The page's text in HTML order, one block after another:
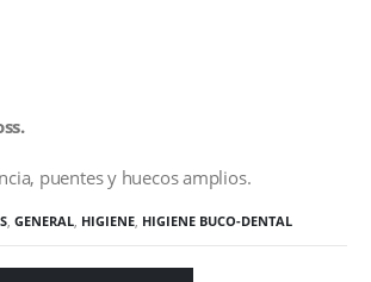
puentes y huecos amplios.
GENERAL HIGIENE HIGIENE BUCO-DENTAL